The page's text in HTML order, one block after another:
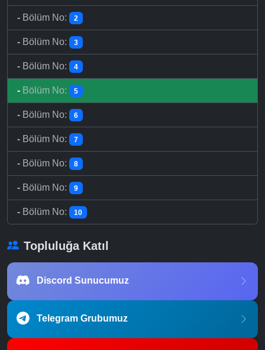
- Bölüm No: 2
- Bölüm No: 3
- Bölüm No: 4
- Bölüm No: 5
- Bölüm No: 6
- Bölüm No: 7
- Bölüm No: 8
- Bölüm No: 9
- Bölüm No: 10
Topluluğa Katıl
Discord Sunucumuz
Telegram Grubumuz